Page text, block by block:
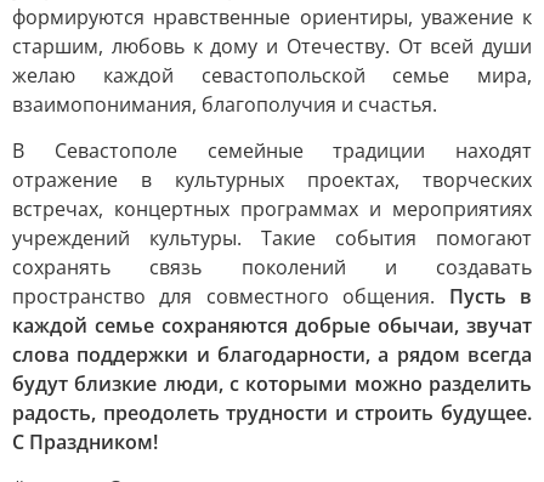
формируются нравственные ориентиры, уважение к
старшим, любовь к дому и Отечеству. От всей души
желаю каждой севастопольской семье мира,
взаимопонимания, благополучия и счастья.
В Севастополе семейные традиции находят
отражение в культурных проектах, творческих
встречах, концертных программах и мероприятиях
учреждений культуры. Такие события помогают
сохранять связь поколений и создавать
пространство для совместного общения. Пусть в
каждой семье сохраняются добрые обычаи, звучат
слова поддержки и благодарности, а рядом всегда
будут близкие люди, с которыми можно разделить
радость, преодолеть трудности и строить будущее.
С Праздником!